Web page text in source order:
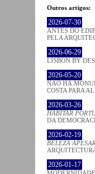
Outros artigos:
2026-07-30
ANTES DO
PELA
2026-06-29
LISBON BY
2026-05-20
NÃO HÁ
COSTA PARA
2026-03-26
HABITAR
DA
2026-02-19
BELEZA
2026-01-17